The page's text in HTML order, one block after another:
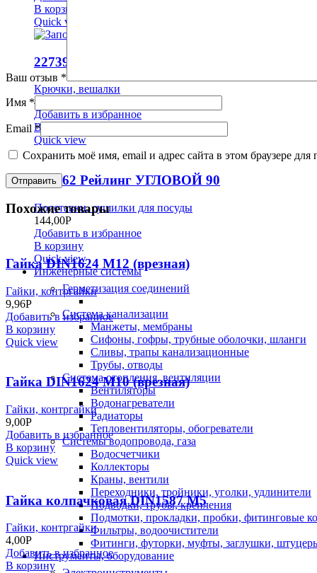
В корзину
Quick view
22739 Крючок»РИГАЛ 2″ металл черный
Крючки, вешалки
459,00
Добавить в избранное
В корзину
Quick view
900062 Рейлинг УГЛОВОЙ 90
Подставки, сушилки для посуды
144,00Р
Добавить в избранное
В корзину
Quick view
Инженерные системы
Герметизация соединений
Система канализации
Манжеты, мембраны
Сифоны, гофры, трубные оболочки, шланги
Сливы, трапы канализационные
Трубы, отводы
Система отопления, вентиляции
Вентиляторы
Водонагреватели
Радиаторы
Тепловентиляторы, обогреватели
Системы водопровода, газа
Водосчетчики
Коллекторы
Краны, вентили
Переходники, тройники, уголки, удлинители
Подводки, трубы, крепления
Подмотки, прокладки, пробки, фитинговые
Фильтры, водоочистители
Фитинги, футорки, муфты, заглушки,
Инструменты, оборудование
Ваш отзыв *
Имя *
Email*
Сохранить моё имя, email и адрес сайта в этом браузере
Похожие товары
Гайка DIN1624 M12 (врезная)
Гайки, контргайки
9,96Р
Добавить в избранное
В корзину
Quick view
Гайка DIN1624 M10 (врезная)
Гайки, контргайки
9,00Р
Добавить в избранное
В корзину
Quick view
Гайка колпачковая DIN1587 M5
Гайки, контргайки
4,00Р
Добавить в избранное
В корзину